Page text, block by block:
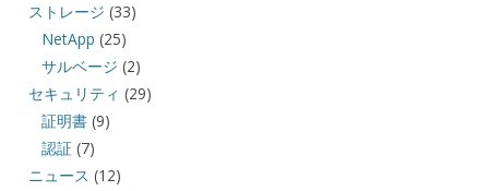
ストレージ (33)
NetApp (25)
サルベージ (2)
セキュリティ (29)
証明書 (9)
認証 (7)
ニュース (12)